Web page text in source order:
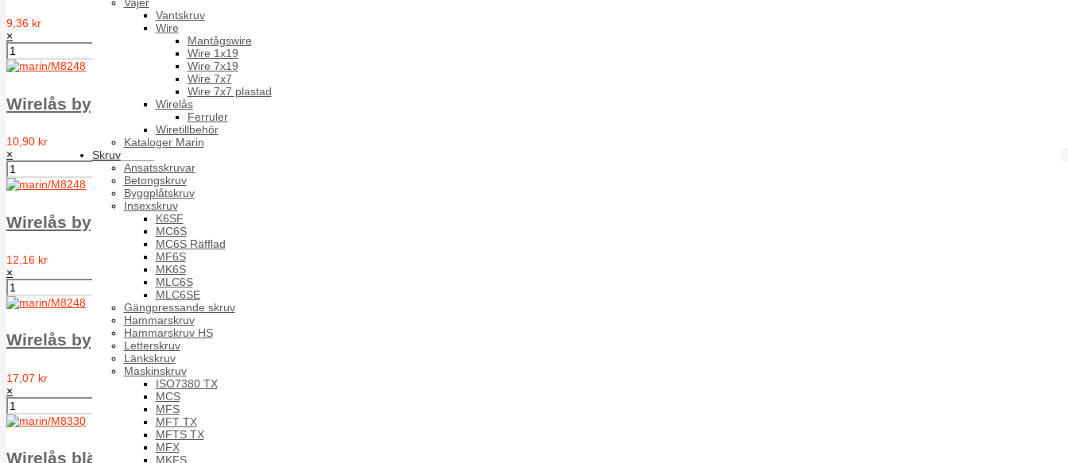
Vantskruv
Wire
Mantågswire
Wire 1x19
Wire 7x19
Wire 7x7
Wire 7x7 plastad
Wirelås
Ferruler
Wiretillbehör
Kataloger Marin
Skruv
Ansatsskruvar
Betongskruv
Byggplåtskruv
Insexskruv
K6SF
MC6S
MC6S Räfflad
MF6S
MK6S
MLC6S
MLC6SE
Gängpressande skruv
Hammarskruv
Hammarskruv HS
Letterskruv
Länkskruv
Maskinskruv
ISO7380 TX
MCS
MFS
MFT TX
MFTS TX
MFX
MKFS
9,36 kr
×
Wirelås bygel Din 741 D= 5 mm, A4
10,90 kr
×
Wirelås bygel Din 741 D= 6 mm, A4
12,16 kr
×
Wirelås bygel Din 741 D= 8 mm, A4
17,07 kr
×
Wirelås bläck Simplex D= 2 mm, A4